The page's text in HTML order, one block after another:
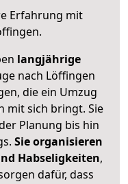
Erfahrung mit
.
langjährige
nach Löffingen
die ein Umzug
mit sich bringt. Sie
Planung bis hin
Sie organisieren
Habseligkeiten,
dafür, dass